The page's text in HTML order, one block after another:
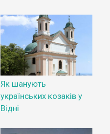
Як шанують
українських козаків у
Відні